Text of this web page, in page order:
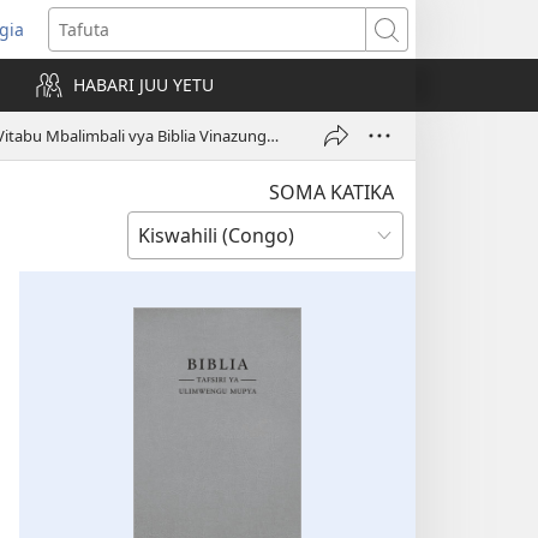
Tafuta
HABARI JUU YETU
Vitabu Mbalimbali vya Biblia Vinazungumuzia Nini?
SOMA KATIKA